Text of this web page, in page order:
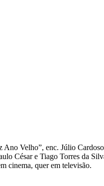
Velho”, enc. Júlio
César e Tiago Torres da
cinema, quer em televisão.